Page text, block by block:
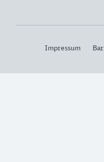
Impressum